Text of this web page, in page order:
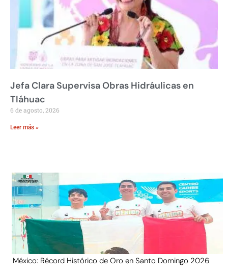
Jefa Clara Supervisa Obras Hidráulicas en
Tláhuac
6 de agosto, 2026
Leer más »
México: Récord Histórico de Oro en Santo Domingo 2026